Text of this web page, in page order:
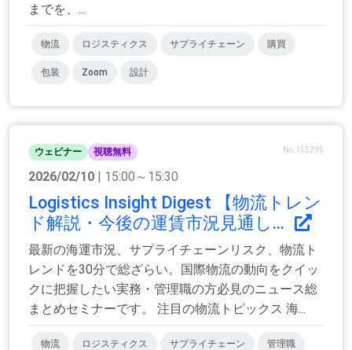
までを、...
物流 ロジスティクス サプライチェーン 購買
包装 Zoom 設計
ウェビナー 視聴無料 No.155295
2026/02/10 | 15:00～15:30
Logistics Insight Digest 【物流トレン
ド解説・今後の運賃市況見通し...
最新の海運市況、サプライチェーンリスク、物流ト
レンドを30分で総ざらい。国際物流の動向をクイッ
クに把握したい実務・管理職の方必見のニュース総
まとめセミナーです。 注目の物流トピックス 海...
物流 ロジスティクス サプライチェーン 管理職